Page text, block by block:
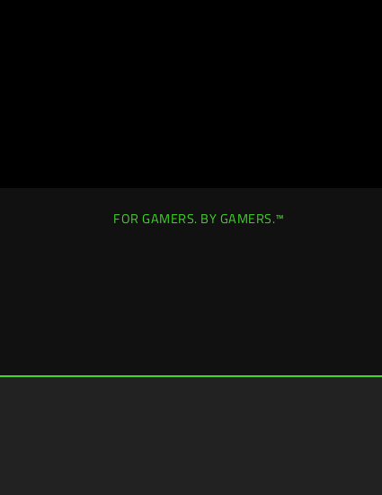
FOR GAMERS. BY GAMERS.™